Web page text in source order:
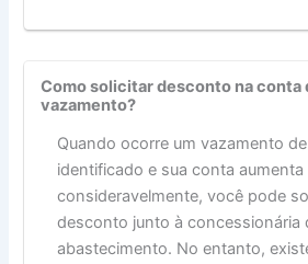
Como solicitar desconto na conta
vazamento?
Quando ocorre um vazamento
identificado e sua conta aumenta
consideravelmente, você pode
desconto junto à concessionária
abastecimento. No entanto,